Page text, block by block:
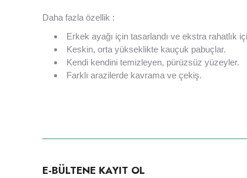
Daha fazla özellik :
Erkek ayağı için tasarlandı ve ekstra rahatlık
Keskin, orta yükseklikte kauçuk pabuçlar.
Kendi kendini temizleyen, pürüzsüz yüzeyler.
Farklı arazilerde kavrama ve çekiş.
Ürün açıklamasında eksik bilgiler bulunuyor.
E-BÜLTENE KAYIT OL